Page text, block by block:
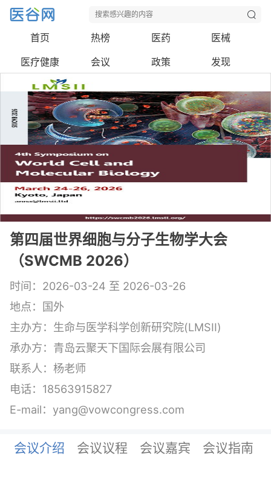
首页 热榜 医药
医械
医疗健康
会议 政策 发现
第四届世界细胞与分子生物学大会
（SWCMB 2026）
时间：2026-03-24 至 2026-03-26
地点：国外
主办方：生命与医学科学创新研究院(LMSII)
承办方：青岛云聚天下国际会展有限公司
联系人：杨老师
电话：18563915827
E-mail：yang@vowcongress.com
会议介绍 会议议程 会议嘉宾 会议指南